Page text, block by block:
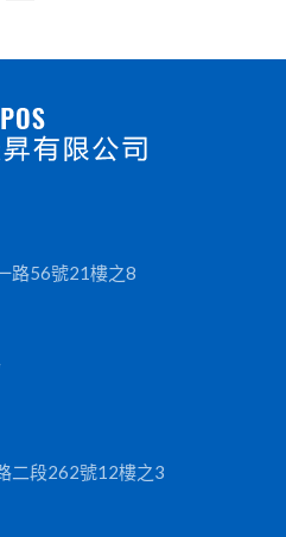
路56號21樓之8
二段262號12樓之3